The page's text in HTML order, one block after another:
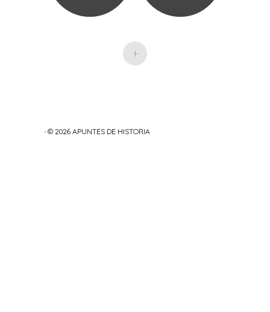
+
· © 2026 APUNTES DE HISTORIA